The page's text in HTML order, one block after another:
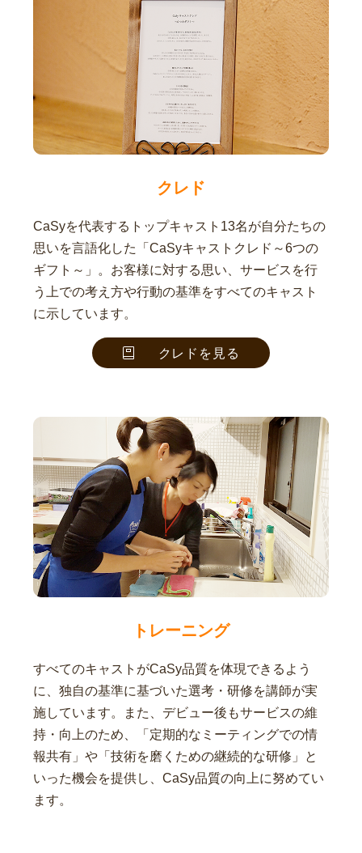
クレド
CaSyを代表するトップキャスト13名が自分たちの
思いを言語化した「CaSyキャストクレド～6つの
ギフト～」。お客様に対する思い、サービスを行
う上での考え方や行動の基準をすべてのキャスト
に示しています。
クレドを見る
トレーニング
すべてのキャストがCaSy品質を体現できるよう
に、独自の基準に基づいた選考・研修を講師が実
施しています。また、デビュー後もサービスの維
持・向上のため、「定期的なミーティングでの情
報共有」や「技術を磨くための継続的な研修」と
いった機会を提供し、CaSy品質の向上に努めてい
ます。